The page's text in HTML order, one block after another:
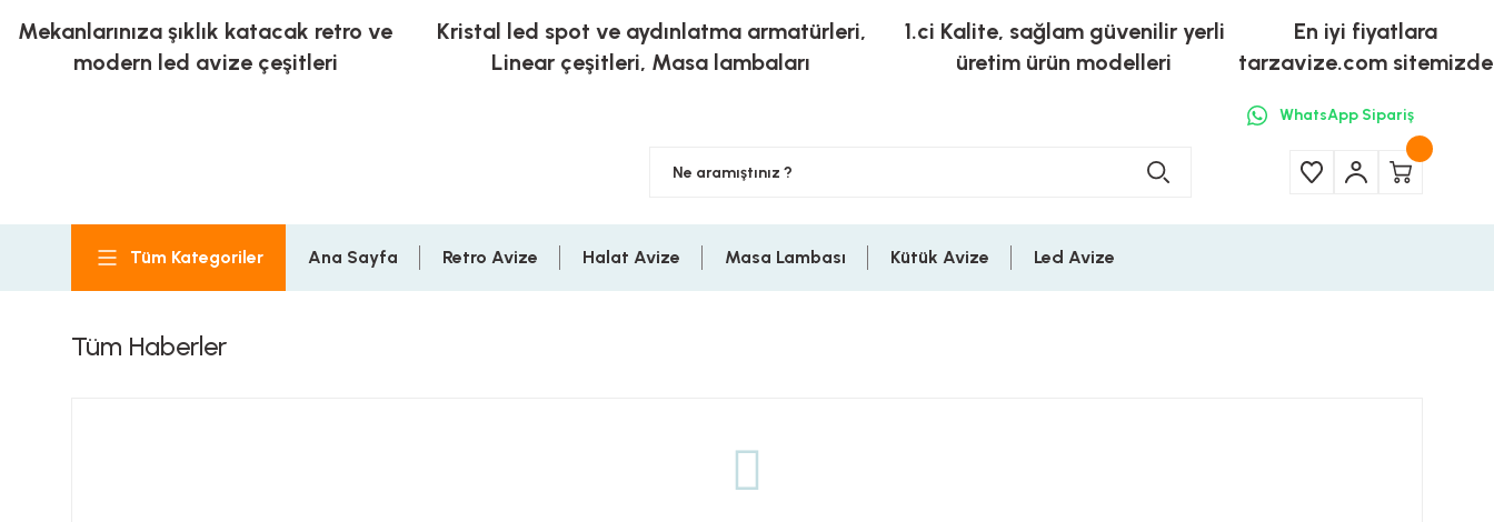
Mekanlarınıza şıklık katacak retro ve
modern led avize çeşitleri
Kristal led spot ve aydınlatma armatürleri,
Linear çeşitleri, Masa lambaları
1.ci Kalite, sağlam güvenilir yerli
üretim ürün modelleri
En iyi fiyatlara
tarzavize.com sitemizde
WhatsApp Sipariş
Tüm Kategoriler Ana Sayfa Retro Avize Halat Avize Masa Lambası Kütük Avize Led Avize
Tüm Haberler